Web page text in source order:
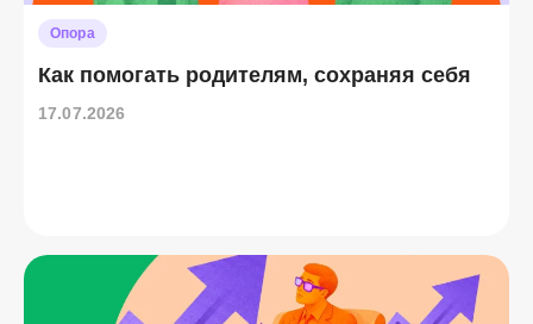
Опора
Как помогать родителям, сохраняя себя
17.07.2026